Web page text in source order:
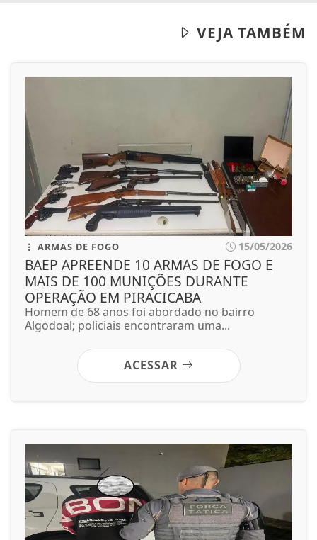
VEJA TAMBÉM
ARMAS DE FOGO 15/05/2026
BAEP APREENDE 10 ARMAS DE FOGO E
MAIS DE 100 MUNIÇÕES DURANTE
OPERAÇÃO EM PIRACICABA
Homem de 68 anos foi abordado no bairro
Algodoal; policiais encontraram uma...
ACESSAR